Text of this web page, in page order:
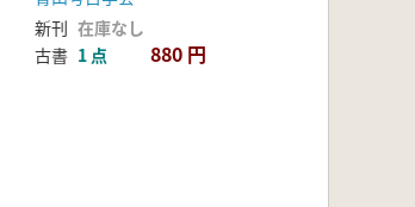
新刊 在庫なし
古書 1 点 880 円